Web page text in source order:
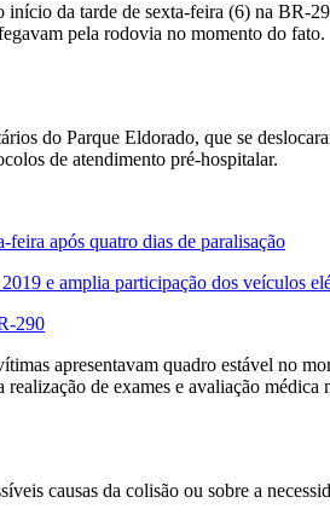
da tarde de sexta-feira (6) na
pela rodovia no momento do fato.
do Parque Eldorado, que se
de atendimento pré-hospitalar.
feira após quatro dias de paralisação
e amplia participação dos veículos
290
apresentavam quadro estável no
de exames e avaliação médica
causas da colisão ou sobre a